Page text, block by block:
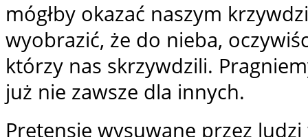
mógłby okazać naszym
wyobrazić, że do nieba,
którzy nas skrzywdzili.
już nie zawsze dla innych.
Pretensje wysuwane przez